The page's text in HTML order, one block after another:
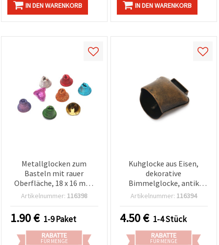
IN DEN WARENKORB IN DEN WARENKORB
Metallglocken zum
Basteln mit rauer
Oberfläche, 18 x 16 mm,
Loch: 2,5 mm, gemischte
Artikelnummer: 116398
1.90€ 1-9 Paket
RABATTE
FÜR MENGE
Kuhglocke aus Eisen,
dekorative
Bimmelglocke, antik
bronzefarben, 47 x 48 x 34
Artikelnummer: 116394
4.50€ 1-4 Stück
RABATTE
FÜR MENGE